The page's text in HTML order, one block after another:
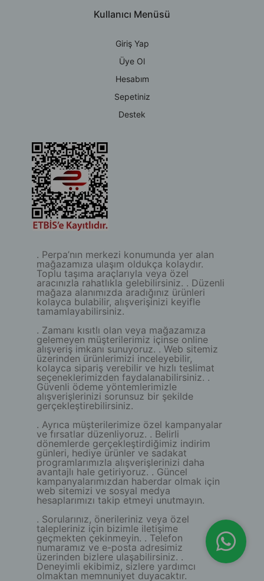
Kullanıcı Menüsü
Giriş Yap
Üye Ol
Hesabım
Sepetiniz
Destek
. Perpa’nın merkezi konumunda yer alan
mağazamıza ulaşım oldukça kolaydır.
Toplu taşıma araçlarıyla veya özel
aracınızla rahatlıkla gelebilirsiniz. . Düzenli
mağaza alanımızda aradığınız ürünleri
kolayca bulabilir, alışverişinizi keyifle
tamamlayabilirsiniz.
. Zamanı kısıtlı olan veya mağazamıza
gelemeyen müşterilerimiz içinse online
alışveriş imkanı sunuyoruz. . Web sitemiz
üzerinden ürünlerimizi inceleyebilir,
kolayca sipariş verebilir ve hızlı teslimat
seçeneklerimizden faydalanabilirsiniz. .
Güvenli ödeme yöntemlerimizle
alışverişlerinizi sorunsuz bir şekilde
gerçekleştirebilirsiniz.
. Ayrıca müşterilerimize özel kampanyalar
ve fırsatlar düzenliyoruz. . Belirli
dönemlerde gerçekleştirdiğimiz indirim
günleri, hediye ürünler ve sadakat
programlarımızla alışverişlerinizi daha
avantajlı hale getiriyoruz. . Güncel
kampanyalarımızdan haberdar olmak için
web sitemizi ve sosyal medya
hesaplarımızı takip etmeyi unutmayın.
. Sorularınız, önerileriniz veya özel
talepleriniz için bizimle iletişime
geçmekten çekinmeyin. . Telefon
numaramız ve e-posta adresimiz
üzerinden bizlere ulaşabilirsiniz. .
Deneyimli ekibimiz, sizlere yardımcı
olmaktan memnuniyet duyacaktır.